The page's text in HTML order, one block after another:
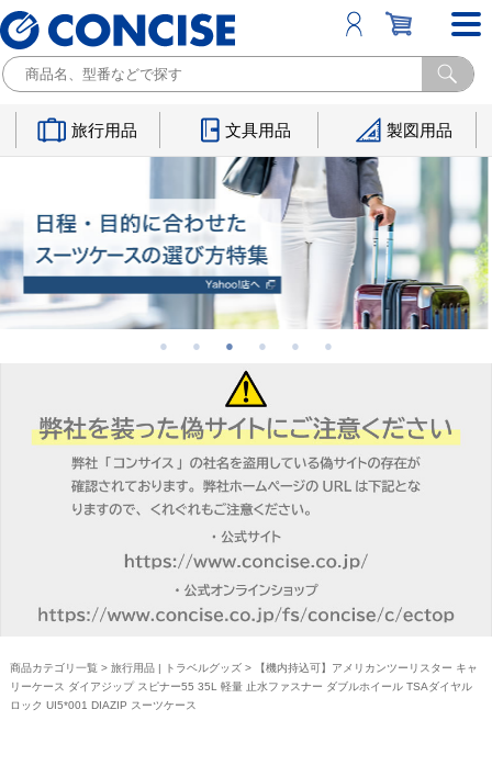
旅行用品 文具用品 製図用品
商品カテゴリ一覧 > 旅行用品 | トラベルグッズ> 【機内持込可】アメリカンツーリスター キャ
リーケース ダイアジップ スピナー55 35L 軽量 止水ファスナー ダブルホイール TSAダイヤル
ロック UI5*001 DIAZIP スーツケース